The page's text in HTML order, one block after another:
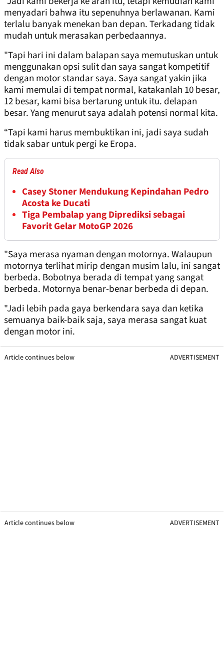
menyadari bahwa itu sepenuhnya berlawanan. Kami
terlalu banyak menekan ban depan. Terkadang tidak
mudah untuk merasakan perbedaannya.
"Tapi hari ini dalam balapan saya memutuskan untuk
menggunakan opsi sulit dan saya sangat kompetitif
dengan motor standar saya. Saya sangat yakin jika
kami memulai di tempat normal, katakanlah 10 besar,
12 besar, kami bisa bertarung untuk itu. delapan
besar. Yang menurut saya adalah potensi normal kita.
“Tapi kami harus membuktikan ini, jadi saya sudah
tidak sabar untuk pergi ke Eropa.
Read Also
Casey Stoner Mendukung Kepindahan Pedro
Acosta ke Ducati
Tiga Pembalap yang Diprediksi sebagai
Favorit Gelar MotoGP 2026
"Saya merasa nyaman dengan motornya. Walaupun
motornya terlihat mirip dengan musim lalu, ini sangat
berbeda. Bobotnya berada di tempat yang sangat
berbeda. Motornya benar-benar berbeda di depan.
"Jadi lebih pada gaya berkendara saya dan ketika
semuanya baik-baik saja, saya merasa sangat kuat
dengan motor ini.
Article continues below ADVERTISEMENT
Article continues below ADVERTISEMENT